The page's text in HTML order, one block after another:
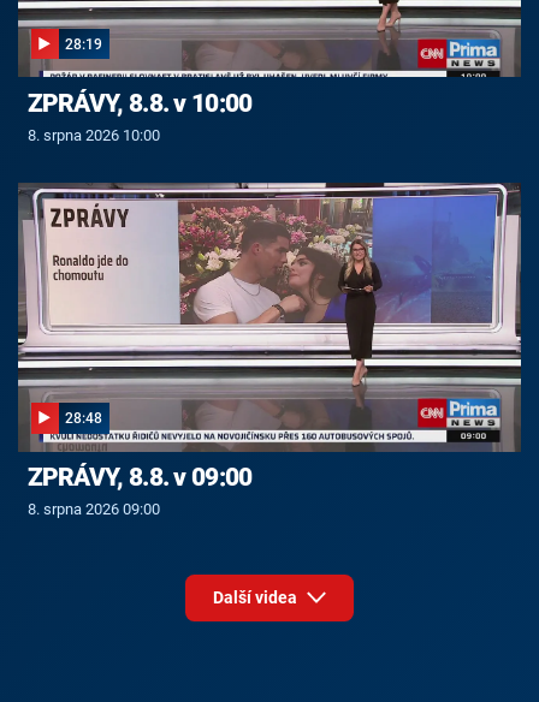
28:19
ZPRÁVY, 8.8. v 10:00
8. srpna 2026 10:00
28:48
ZPRÁVY, 8.8. v 09:00
8. srpna 2026 09:00
Další videa